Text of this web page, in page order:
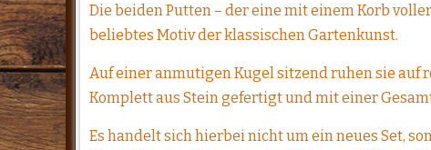
Die beiden Putten – der eine mit einem Korb
beliebtes Motiv der klassischen Gartenkunst.
Auf einer anmutigen Kugel sitzend ruhen sie auf
Komplett aus Stein gefertigt und mit einer
Es handelt sich hierbei nicht um ein neues Set,